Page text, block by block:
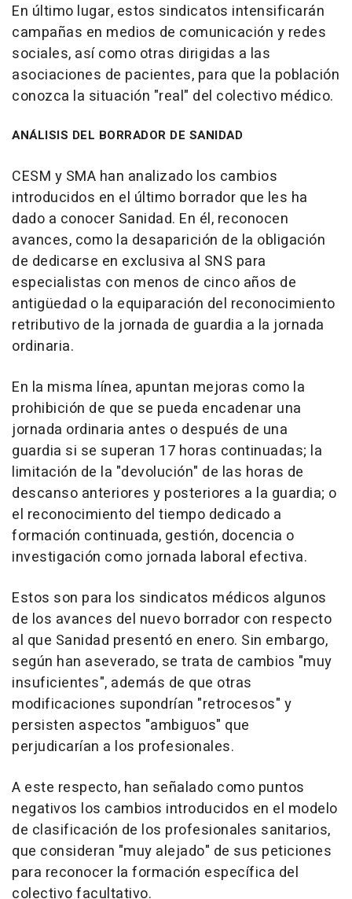
En último lugar, estos sindicatos intensificarán
campañas en medios de comunicación y redes
sociales, así como otras dirigidas a las
asociaciones de pacientes, para que la población
conozca la situación "real" del colectivo médico.
ANÁLISIS DEL BORRADOR DE SANIDAD
CESM y SMA han analizado los cambios
introducidos en el último borrador que les ha
dado a conocer Sanidad. En él, reconocen
avances, como la desaparición de la obligación
de dedicarse en exclusiva al SNS para
especialistas con menos de cinco años de
antigüedad o la equiparación del reconocimiento
retributivo de la jornada de guardia a la jornada
ordinaria.
En la misma línea, apuntan mejoras como la
prohibición de que se pueda encadenar una
jornada ordinaria antes o después de una
guardia si se superan 17 horas continuadas; la
limitación de la "devolución" de las horas de
descanso anteriores y posteriores a la guardia; o
el reconocimiento del tiempo dedicado a
formación continuada, gestión, docencia o
investigación como jornada laboral efectiva.
Estos son para los sindicatos médicos algunos
de los avances del nuevo borrador con respecto
al que Sanidad presentó en enero. Sin embargo,
según han aseverado, se trata de cambios "muy
insuficientes", además de que otras
modificaciones supondrían "retrocesos" y
persisten aspectos "ambiguos" que
perjudicarían a los profesionales.
A este respecto, han señalado como puntos
negativos los cambios introducidos en el modelo
de clasificación de los profesionales sanitarios,
que consideran "muy alejado" de sus peticiones
para reconocer la formación específica del
colectivo facultativo.